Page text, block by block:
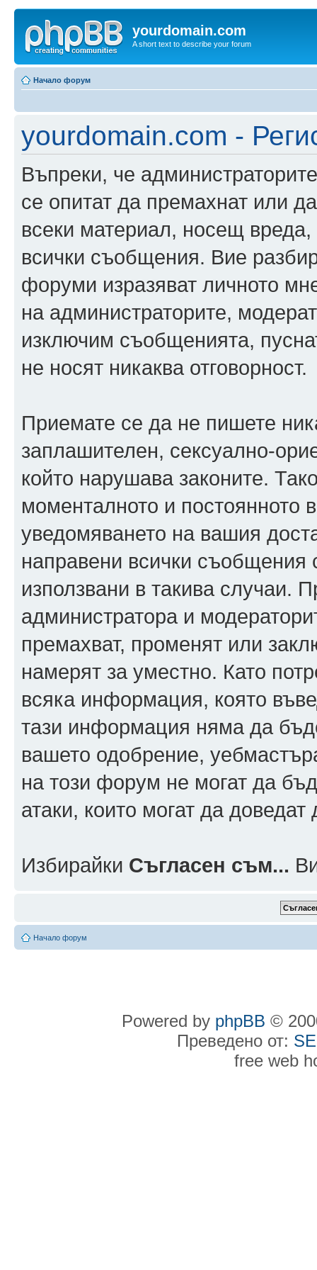
yourdomain.com
A short text to describe your forum
Начало форум
yourdomain.com -
Въпреки, че
се опитат да премахнат или
всеки материал, носещ
всички съобщения. Вие
форуми изразяват личното
на администраторите,
изключим съобщенията,
не носят никаква отговорност.
Приемате се да не пишете
заплашителен, сексуално-
който нарушава законите.
моменталното и постоянното
уведомяването на вашия
направени всички съобщения
използвани в такива случаи.
администратора и
премахват, променят или
намерят за уместно. Като
всяка информация, която
тази информация няма да
вашето одобрение,
на този форум не могат да
атаки, които могат да
Избирайки Съгласен съм...
Начало форум
Powered by phpBB ©
Преведено от:
free web